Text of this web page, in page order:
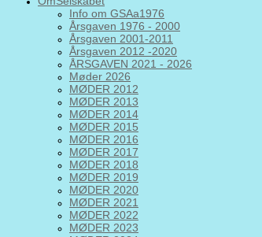
Info om GSAa1976
Årsgaven 1976 - 2000
Årsgaven 2001-2011
Årsgaven 2012 -2020
ÅRSGAVEN 2021 - 2026
Møder 2026
MØDER 2012
MØDER 2013
MØDER 2014
MØDER 2015
MØDER 2016
MØDER 2017
MØDER 2018
MØDER 2019
MØDER 2020
MØDER 2021
MØDER 2022
MØDER 2023